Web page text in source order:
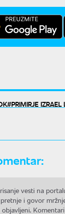
PRIMIRJE IZRAEL
vesti na
i govor